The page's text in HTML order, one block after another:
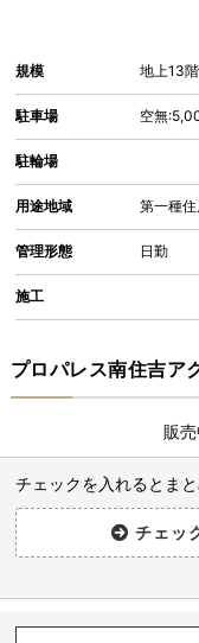
規模 地上13階
駐車場 空無
駐輪場
用途地域 第一種
管理形態 日勤
施工
プロパレス南住吉ア
販
チェックを入れるとま